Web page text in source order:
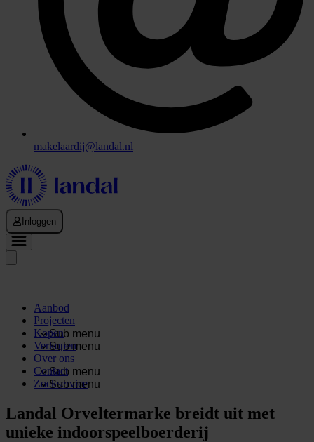
makelaardij@landal.nl
Inloggen
Aanbod
Projecten
Sub menu
Kopen
Sub menu
Verkopen
Over ons
Sub menu
Contact
Sub menu
Zoekservice
Landal Orveltermarke breidt uit met
unieke indoorspeelboerderij